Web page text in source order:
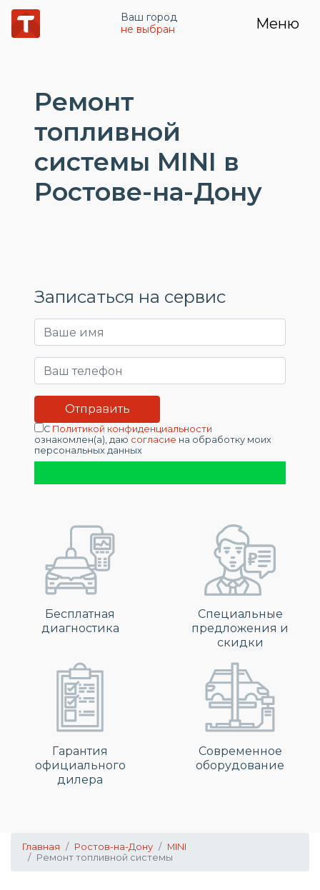
Ваш город
не выбран
Меню
Ремонт
топливной
системы MINI в
Ростове-на-Дону
Записаться на сервис
С Политикой конфиденциальности
ознакомлен(а), даю согласие на обработку моих
персональных данных
Бесплатная
диагностика
Специальные
предложения и
скидки
Гарантия
официального
дилера
Современное
оборудование
Главная Ростов-на-Дону
MINI
Ремонт топливной системы